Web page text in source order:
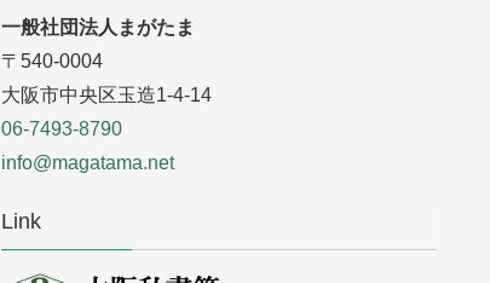
一般社団法人まがたま
〒540-0004
大阪市中央区玉造1-4-14
06-7493-8790
info@magatama.net
Link